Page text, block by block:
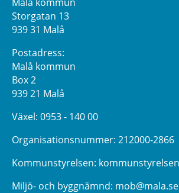
Storgatan 13
939 31 Malå
Postadress:
Malå kommun
Box 2
939 21 Malå
Växel: 0953 - 140 00
Organisationsnummer: 212000-2866
Kommunstyrelsen:
Miljö- och byggnämnd: mob@mala.se